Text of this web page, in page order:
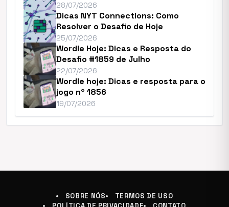
28/07/2026
Dicas NYT Connections: Como
Resolver o Desafio de Hoje
25/07/2026
Wordle Hoje: Dicas e Resposta do
Desafio #1859 de Julho
22/07/2026
Wordle hoje: Dicas e resposta para o
jogo nº 1856
19/07/2026
SOBRE NÓS
TERMOS DE USO